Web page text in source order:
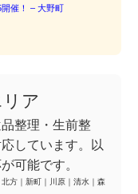
催！ – 大野町
ア
整理・生前整
しています。以
可能です。
北方 ｜ 新町 ｜ 川原 ｜ 清水 ｜ 森